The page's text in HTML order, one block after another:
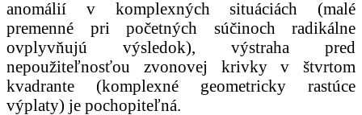
anomálií v komplexných situáciách (malé
premenné pri početných súčinoch radikálne
ovplyvňujú výsledok), výstraha pred
nepoužiteľnosťou zvonovej krivky v štvrtom
kvadrante (komplexné geometricky rastúce
výplaty) je pochopiteľná.